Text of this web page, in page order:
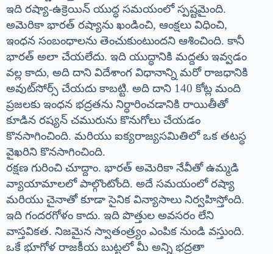
ఇది రష్యా-ఉక్రెయిన్ యుద్ధ సమయంలో స్పష్టమైంది.
అమెరికా భారత్ రష్యాను ఖండించి, ఆంక్షలు విధించి,
ఇంధన సంబంధాలను తెంచుకుంటుందని ఆశించింది. కానీ
భారత్ అలా చేయలేదు. ఇది యుద్ధానికి మద్దతు ఇవ్వడం
వల్ల కాదు, అది దాని విదేశాంగ విధానాన్ని మరో రాజధానికి
అవుట్‌సోర్స్ చేయదు కాబట్టి. అది దాని 140 కోట్ల మంది
ప్రజలకు ఇంధన భద్రతను నిర్ధారించడానికి రాయితీతో
కూడిన రష్యన్ చమురును కొనుగోలు చేయడం
కొనసాగించింది. మరియు ఐక్యరాజ్యసమితిలో ఒక తటస్థ
వైఖరిని కొనసాగించింది.
రక్షణ గురించి చూద్దాం. భారత్ అమెరికా నేవీతో ఉమ్మడి
వ్యాయామాలలో పాల్గొంటోంది. అదే సమయంలో రష్యా
మరియు చైనాతో కూడా సైనిక విన్యాసాలు నిర్వహిస్తోంది.
ఇది గందరగోళం కాదు. ఇది పొత్తుల అవసరం లేని
వాస్తవికత. నిజమైన స్వాతంత్ర్యం ఎంపిక నుండి వస్తుంది.
ఒకే భూగోళ రాజకీయ బుట్టలో మీ అన్ని భద్రతా